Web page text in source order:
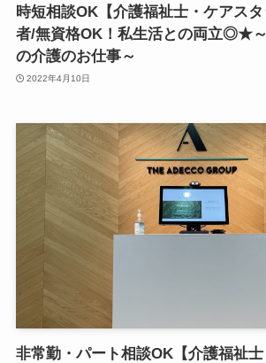
時短相談OK【介護福祉士・ケアス
者/無資格OK！私生活との両立◎★
の介護のお仕事～
2022年4月10日
非常勤・パート相談OK【介護福祉